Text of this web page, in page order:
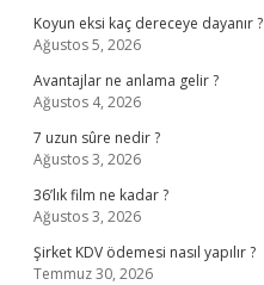
Koyun eksi kaç dereceye dayanır ?
Ağustos 5, 2026
Avantajlar ne anlama gelir ?
Ağustos 4, 2026
7 uzun sûre nedir ?
Ağustos 3, 2026
36’lık film ne kadar ?
Ağustos 3, 2026
Şirket KDV ödemesi nasıl yapılır ?
Temmuz 30, 2026